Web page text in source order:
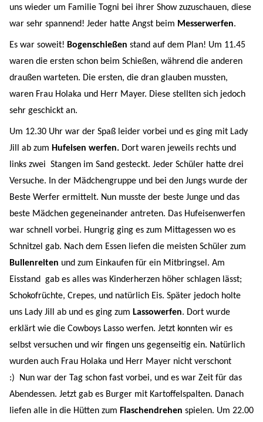
uns wieder um Familie Togni bei ihrer Show zuzuschauen, diese
war sehr spannend! Jeder hatte Angst beim Messerwerfen.
Es war soweit! Bogenschießen stand auf dem Plan! Um 11.45
waren die ersten schon beim Schießen, während die anderen
draußen warteten. Die ersten, die dran glauben mussten,
waren Frau Holaka und Herr Mayer. Diese stellten sich jedoch
sehr geschickt an.
Um 12.30 Uhr war der Spaß leider vorbei und es ging mit Lady
Jill ab zum Hufeisen werfen. Dort waren jeweils rechts und
links zwei Stangen im Sand gesteckt. Jeder Schüler hatte drei
Versuche. In der Mädchengruppe und bei den Jungs wurde der
Beste Werfer ermittelt. Nun musste der beste Junge und das
beste Mädchen gegeneinander antreten. Das Hufeisenwerfen
war schnell vorbei. Hungrig ging es zum Mittagessen wo es
Schnitzel gab. Nach dem Essen liefen die meisten Schüler zum
Bullenreiten und zum Einkaufen für ein Mitbringsel. Am
Eisstand gab es alles was Kinderherzen höher schlagen lässt;
Schokofrüchte, Crepes, und natürlich Eis. Später jedoch holte
uns Lady Jill ab und es ging zum Lassowerfen. Dort wurde
erklärt wie die Cowboys Lasso werfen. Jetzt konnten wir es
selbst versuchen und wir fingen uns gegenseitig ein. Natürlich
wurden auch Frau Holaka und Herr Mayer nicht verschont
:)
Nun war der Tag schon fast vorbei, und es war Zeit für das
Abendessen. Jetzt gab es Burger mit Kartoffelspalten. Danach
liefen alle in die Hütten zum Flaschendrehen spielen. Um 22.00